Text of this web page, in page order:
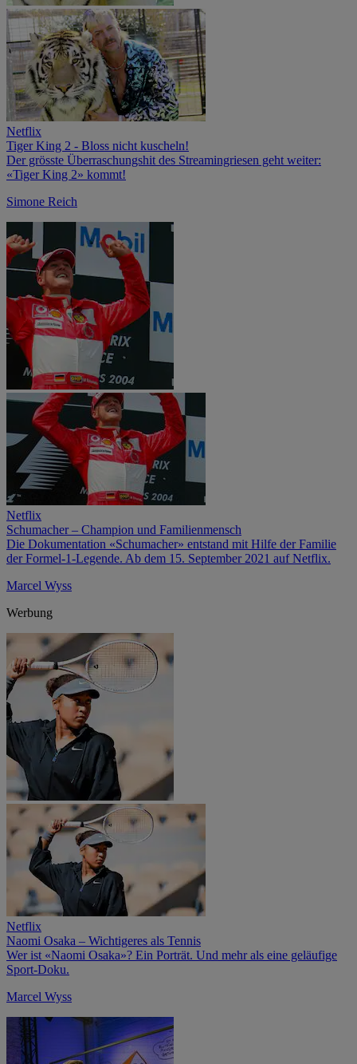
Netflix
Tiger King 2 - Bloss nicht kuscheln!
Der grösste Überraschungshit des Streamingriesen geht weiter:
«Tiger King 2» kommt!
Simone Reich
Netflix
Schumacher – Champion und Familienmensch
Die Dokumentation «Schumacher» entstand mit Hilfe der Familie
der Formel-1-Legende. Ab dem 15. September 2021 auf Netflix.
Marcel Wyss
Werbung
Netflix
Naomi Osaka – Wichtigeres als Tennis
Wer ist «Naomi Osaka»? Ein Porträt. Und mehr als eine geläufige
Sport-Doku.
Marcel Wyss